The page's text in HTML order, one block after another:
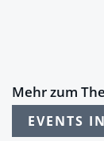
Mehr zum
EVENTS